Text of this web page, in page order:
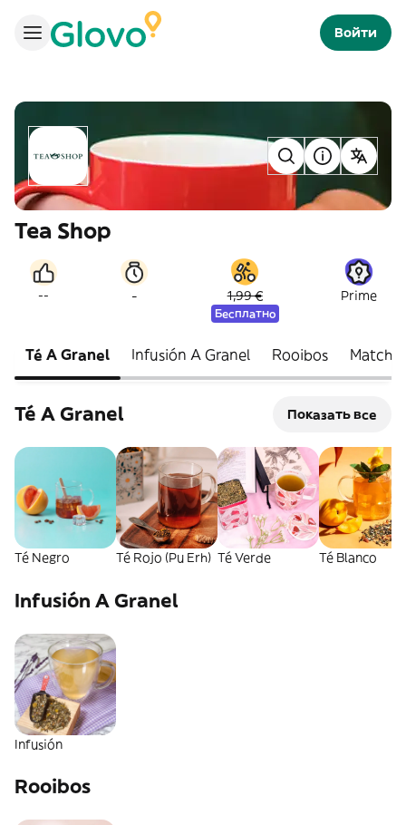
Войти
Tea Shop
-- - 1,99 €
Бесплатно
Prime
Té A Granel Infusión A Granel Rooibos Matcha
Té A Granel Показать все
Té Negro Té Rojo (Pu Erh) Té Verde Té Blanco
Infusión A Granel
Infusión
Rooibos